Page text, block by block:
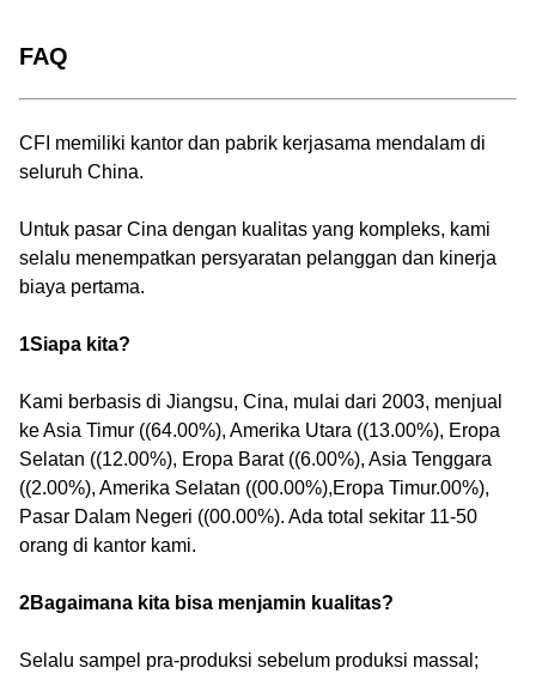
FAQ
CFI memiliki kantor dan pabrik kerjasama mendalam di
seluruh China.
Untuk pasar Cina dengan kualitas yang kompleks, kami
selalu menempatkan persyaratan pelanggan dan kinerja
biaya pertama.
1Siapa kita?
Kami berbasis di Jiangsu, Cina, mulai dari 2003, menjual
ke Asia Timur ((64.00%), Amerika Utara ((13.00%), Eropa
Selatan ((12.00%), Eropa Barat ((6.00%), Asia Tenggara
((2.00%), Amerika Selatan ((00.00%),Eropa Timur.00%),
Pasar Dalam Negeri ((00.00%). Ada total sekitar 11-50
orang di kantor kami.
2Bagaimana kita bisa menjamin kualitas?
Selalu sampel pra-produksi sebelum produksi massal;